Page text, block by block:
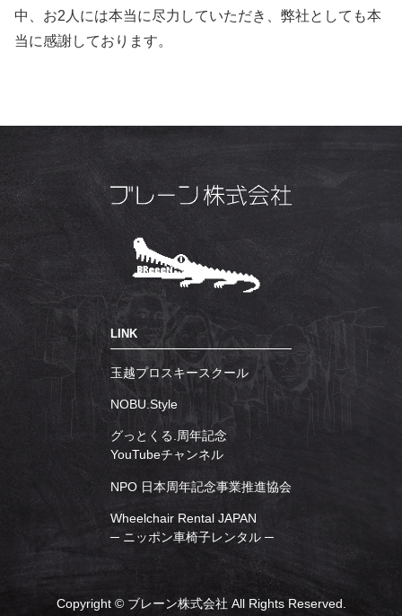
中、お2人には本当に尽力していただき、弊社としても本
当に感謝しております。
LINK
玉越プロスキースクール
NOBU.Style
グっとくる.周年記念
YouTubeチャンネル
NPO 日本周年記念事業推進協会
Wheelchair Rental JAPAN
─ ニッポン車椅子レンタル ─
Copyright © ブレーン株式会社 All Rights Reserved.